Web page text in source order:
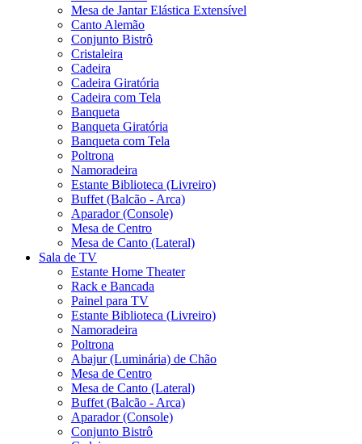
Mesa de Jantar Elástica Extensível
Canto Alemão
Conjunto Bistrô
Cristaleira
Cadeira
Cadeira Giratória
Cadeira com Tela
Banqueta
Banqueta Giratória
Banqueta com Tela
Poltrona
Namoradeira
Estante Biblioteca (Livreiro)
Buffet (Balcão - Arca)
Aparador (Console)
Mesa de Centro
Mesa de Canto (Lateral)
Sala de TV
Estante Home Theater
Rack e Bancada
Painel para TV
Estante Biblioteca (Livreiro)
Namoradeira
Poltrona
Abajur (Luminária) de Chão
Mesa de Centro
Mesa de Canto (Lateral)
Buffet (Balcão - Arca)
Aparador (Console)
Conjunto Bistrô